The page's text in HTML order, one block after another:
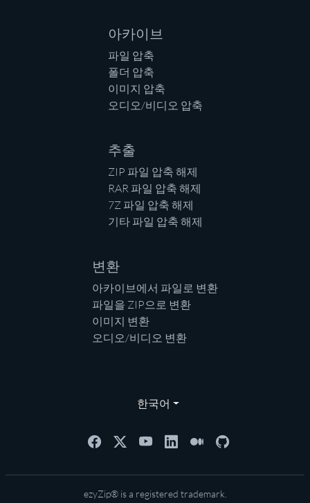
아카이브
파일 압축
폴더 압축
이미지 압축
오디오/비디오 압축
추출
ZIP 파일 압축 해제
RAR 파일 압축 해제
7Z 파일 압축 해제
기타 파일 압축 해제
변환
아카이브에서 파일로 변환
파일을 ZIP으로 변환
이미지 변환
오디오/비디오 변환
한국어
ezyZip® is a registered trademark.